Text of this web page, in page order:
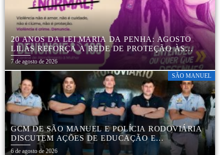
20 ANOS DA LEI MARIA DA PENHA: AGOSTO
LILÁS REFORÇA A REDE DE PROTEÇÃO ÀS
MULHERES EM BOTUCATU
7 de agosto de 2026
SÃO MANUEL
GCM DE SÃO MANUEL E POLÍCIA RODOVIÁRIA
DISCUTEM AÇÕES DE EDUCAÇÃO E
SEGURANÇA NO TRÂNSITO
6 de agosto de 2026